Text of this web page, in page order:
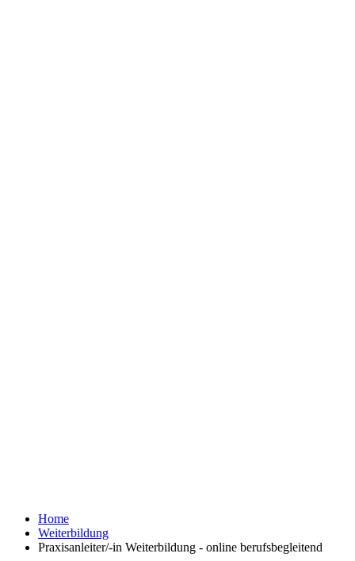
Home
Weiterbildung
Praxisanleiter/-in Weiterbildung - online berufsbegleitend